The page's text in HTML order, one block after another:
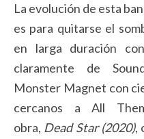
La evolución de esta
es para quitarse el
en larga duración
claramente de
Monster Magnet con
cercanos a All
obra, Dead Star (2020),